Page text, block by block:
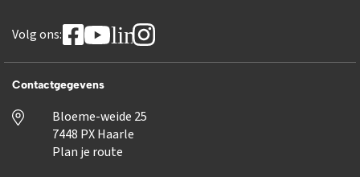
Volg ons: linkedin
Contactgegevens
Bloeme-weide 25
7448 PX Haarle
Plan je route